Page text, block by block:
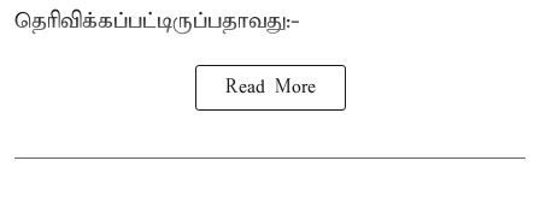
தெரிவிக்கப்பட்டிருப்பதாவது:-
Read More